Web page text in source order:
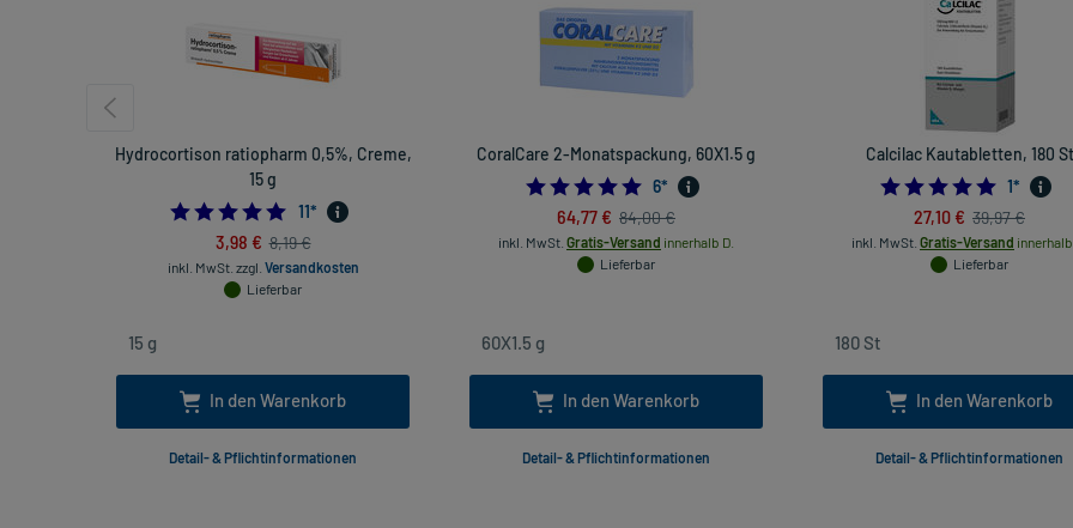
Hydrocortison ratiopharm 0,5%, Creme,
15 g
5.0
11*
3,98 € 8,19 €
inkl. MwSt. zzgl. Versandkosten
Lieferbar
In den Warenkorb
Detail- & Pflichtinformationen
CoralCare 2-Monatspackung, 60X1.5 g
5.0
6*
64,77 € 84,00 €
inkl. MwSt. Gratis-Versand innerhalb D.
Lieferbar
In den Warenkorb
Detail- & Pflichtinformationen
Calcilac Kautabletten, 180 St
5.0
1*
27,10 € 39,97 €
inkl. MwSt. Gratis-Versand innerhalb
Lieferbar
In den Warenkorb
Detail- & Pflichtinformationen